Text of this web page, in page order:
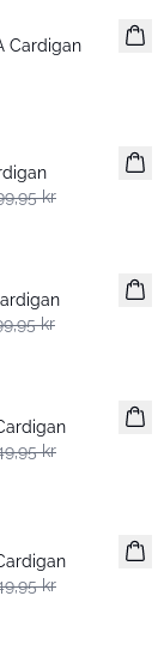
Cardigan
kr
kr
kr
kr